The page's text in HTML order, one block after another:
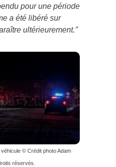
pour une période
a été libéré sur
ultérieurement.’’